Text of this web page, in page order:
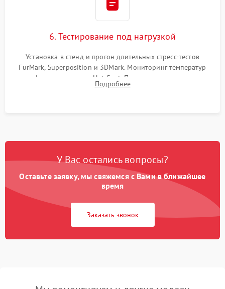
6. Тестирование под нагрузкой
Установка в стенд и прогон длительных стресс-тестов
FurMark, Superposition и 3DMark. Мониторинг температур
графического чипа и Hot Spot. Проверка на отсутствие
артефактов изображения, вылетов драйвера и зависаний.
Подробнее
У Вас остались вопросы?
Оставьте заявку, мы свяжемся с Вами в ближайшее
время
Заказать звонок